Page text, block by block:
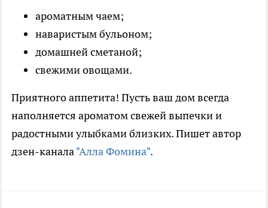
ароматным чаем;
наваристым бульоном;
домашней сметаной;
свежими овощами.
Приятного аппетита! Пусть ваш дом всегда
наполняется ароматом свежей выпечки и
радостными улыбками близких. Пишет автор
дзен-канала"Алла Фомина".